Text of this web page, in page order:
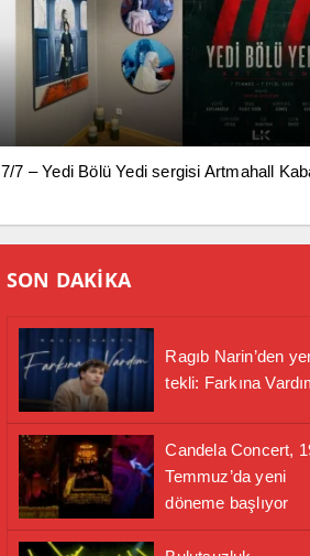
7/7 – Yedi Bölü Yedi sergisi Artmahall
SON DAKİKA
Ragıb Narin’den
tekli: Farkına
Candela Concert,
Temmuz’da yeni
döneme başlıyor